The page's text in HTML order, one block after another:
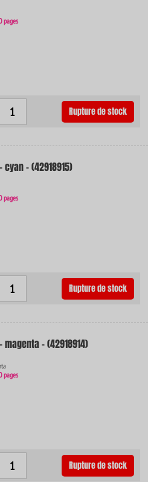
pages
Rupture de stock
cyan - (42918915)
pages
Rupture de stock
magenta - (42918914)
pages
Rupture de stock